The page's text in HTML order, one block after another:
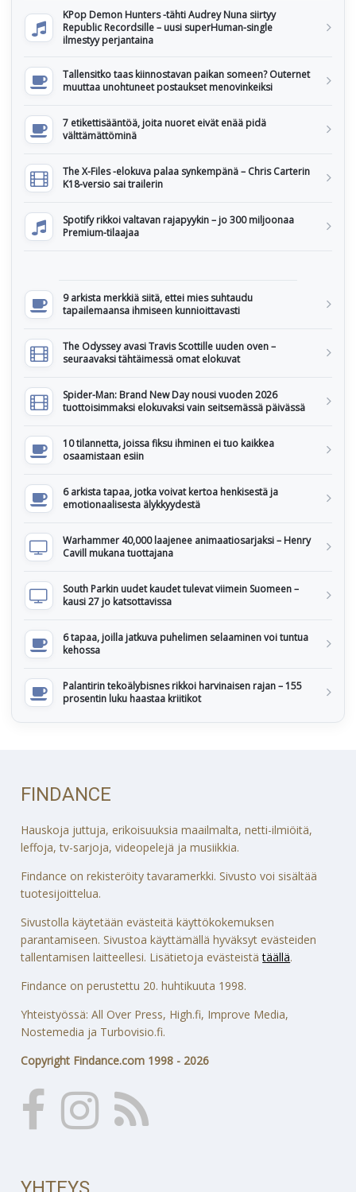
KPop Demon Hunters -tähti Audrey Nuna siirtyy
Republic Recordsille – uusi superHuman-single
ilmestyy perjantaina
Tallensitko taas kiinnostavan paikan someen? Outernet
muuttaa unohtuneet postaukset menovinkeiksi
7 etikettisääntöä, joita nuoret eivät enää pidä
välttämättöminä
The X-Files -elokuva palaa synkempänä – Chris Carterin
K18-versio sai trailerin
Spotify rikkoi valtavan rajapyykin – jo 300 miljoonaa
Premium-tilaajaa
9 arkista merkkiä siitä, ettei mies suhtaudu
tapailemaansa ihmiseen kunnioittavasti
The Odyssey avasi Travis Scottille uuden oven –
seuraavaksi tähtäimessä omat elokuvat
Spider-Man: Brand New Day nousi vuoden 2026
tuottoisimmaksi elokuvaksi vain seitsemässä päivässä
10 tilannetta, joissa fiksu ihminen ei tuo kaikkea
osaamistaan esiin
6 arkista tapaa, jotka voivat kertoa henkisestä ja
emotionaalisesta älykkyydestä
Warhammer 40,000 laajenee animaatiosarjaksi – Henry
Cavill mukana tuottajana
South Parkin uudet kaudet tulevat viimein Suomeen –
kausi 27 jo katsottavissa
6 tapaa, joilla jatkuva puhelimen selaaminen voi tuntua
kehossa
Palantirin tekoälybisnes rikkoi harvinaisen rajan – 155
prosentin luku haastaa kriitikot
FINDANCE
Hauskoja juttuja, erikoisuuksia maailmalta, netti-ilmiöitä,
leffoja, tv-sarjoja, videopelejä ja musiikkia.
Findance on rekisteröity tavaramerkki. Sivusto voi sisältää
tuotesijoittelua.
Sivustolla käytetään evästeitä käyttökokemuksen
parantamiseen. Sivustoa käyttämällä hyväksyt evästeiden
tallentamisen laitteellesi. Lisätietoja evästeistätäällä.
Findance on perustettu 20. huhtikuuta 1998.
Yhteistyössä: All Over Press, High.fi, Improve Media,
Nostemedia ja Turbovisio.fi.
Copyright Findance.com 1998 - 2026